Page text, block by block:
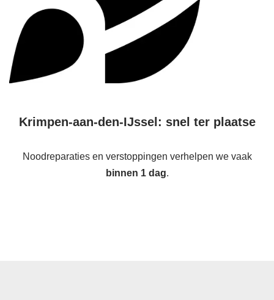
Krimpen-aan-den-IJssel: snel ter plaatse
Noodreparaties en verstoppingen verhelpen we vaak
binnen 1 dag.